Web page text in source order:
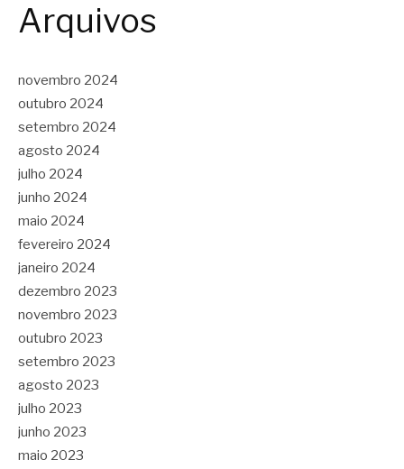
Arquivos
novembro 2024
outubro 2024
setembro 2024
agosto 2024
julho 2024
junho 2024
maio 2024
fevereiro 2024
janeiro 2024
dezembro 2023
novembro 2023
outubro 2023
setembro 2023
agosto 2023
julho 2023
junho 2023
maio 2023